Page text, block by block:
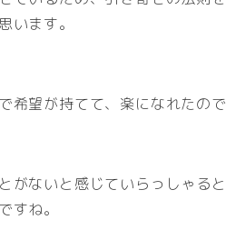
います。
希望が持てて、楽になれたので
がないと感じていらっしゃると
すね。